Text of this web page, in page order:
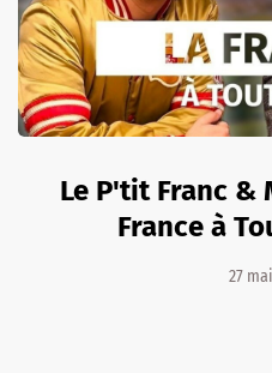
Le P'tit Franc &
France à
27